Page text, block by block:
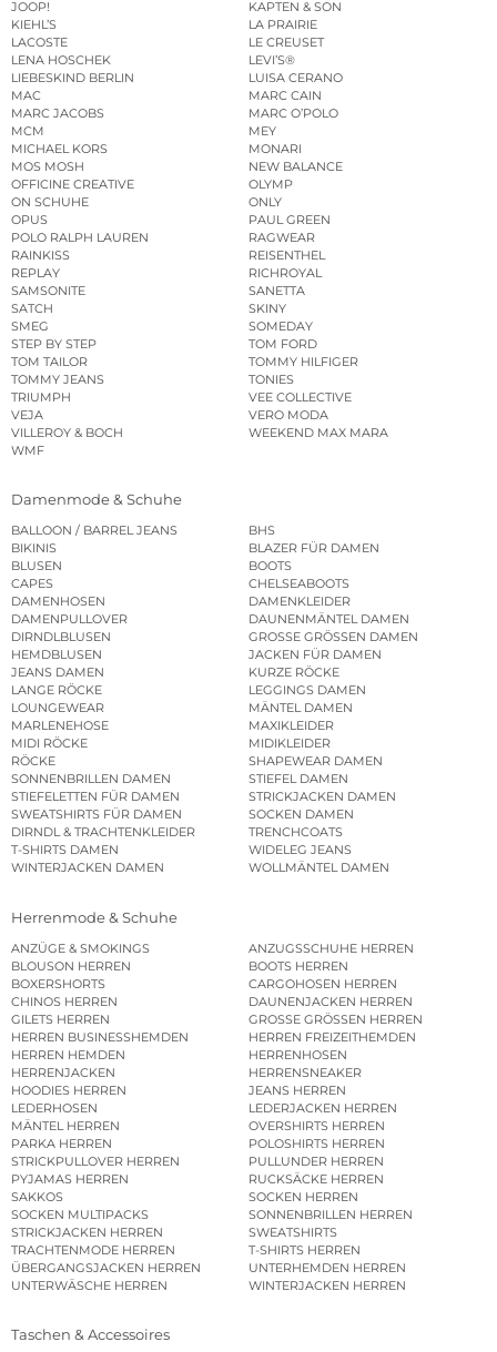
JOOP!
KAPTEN & SON
KIEHL’S
LA PRAIRIE
LACOSTE
LE CREUSET
LENA HOSCHEK
LEVI’S®
LIEBESKIND BERLIN
LUISA CERANO
MAC
MARC CAIN
MARC JACOBS
MARC O’POLO
MCM
MEY
MICHAEL KORS
MONARI
MOS MOSH
NEW BALANCE
OFFICINE CREATIVE
OLYMP
ON SCHUHE
ONLY
OPUS
PAUL GREEN
POLO RALPH LAUREN
RAGWEAR
RAINKISS
REISENTHEL
REPLAY
RICHROYAL
SAMSONITE
SANETTA
SATCH
SKINY
SMEG
SOMEDAY
STEP BY STEP
TOM FORD
TOM TAILOR
TOMMY HILFIGER
TOMMY JEANS
TONIES
TRIUMPH
VEE COLLECTIVE
VEJA
VERO MODA
VILLEROY & BOCH
WEEKEND MAX MARA
WMF
Damenmode & Schuhe
BALLOON / BARREL JEANS
BHS
BIKINIS
BLAZER FÜR DAMEN
BLUSEN
BOOTS
CAPES
CHELSEABOOTS
DAMENHOSEN
DAMENKLEIDER
DAMENPULLOVER
DAUNENMÄNTEL DAMEN
DIRNDLBLUSEN
GROSSE GRÖSSEN DAMEN
HEMDBLUSEN
JACKEN FÜR DAMEN
JEANS DAMEN
KURZE RÖCKE
LANGE RÖCKE
LEGGINGS DAMEN
LOUNGEWEAR
MÄNTEL DAMEN
MARLENEHOSE
MAXIKLEIDER
MIDI RÖCKE
MIDIKLEIDER
RÖCKE
SHAPEWEAR DAMEN
SONNENBRILLEN DAMEN
STIEFEL DAMEN
STIEFELETTEN FÜR DAMEN
STRICKJACKEN DAMEN
SWEATSHIRTS FÜR DAMEN
SOCKEN DAMEN
DIRNDL & TRACHTENKLEIDER
TRENCHCOATS
T-SHIRTS DAMEN
WIDELEG JEANS
WINTERJACKEN DAMEN
WOLLMÄNTEL DAMEN
Herrenmode & Schuhe
ANZÜGE & SMOKINGS
ANZUGSSCHUHE HERREN
BLOUSON HERREN
BOOTS HERREN
BOXERSHORTS
CARGOHOSEN HERREN
CHINOS HERREN
DAUNENJACKEN HERREN
GILETS HERREN
GROSSE GRÖSSEN HERREN
HERREN BUSINESSHEMDEN
HERREN FREIZEITHEMDEN
HERREN HEMDEN
HERRENHOSEN
HERRENJACKEN
HERRENSNEAKER
HOODIES HERREN
JEANS HERREN
LEDERHOSEN
LEDERJACKEN HERREN
MÄNTEL HERREN
OVERSHIRTS HERREN
PARKA HERREN
POLOSHIRTS HERREN
STRICKPULLOVER HERREN
PULLUNDER HERREN
PYJAMAS HERREN
RUCKSÄCKE HERREN
SAKKOS
SOCKEN HERREN
SOCKEN MULTIPACKS
SONNENBRILLEN HERREN
STRICKJACKEN HERREN
SWEATSHIRTS
TRACHTENMODE HERREN
T-SHIRTS HERREN
ÜBERGANGSJACKEN HERREN
UNTERHEMDEN HERREN
UNTERWÄSCHE HERREN
WINTERJACKEN HERREN
Taschen & Accessoires